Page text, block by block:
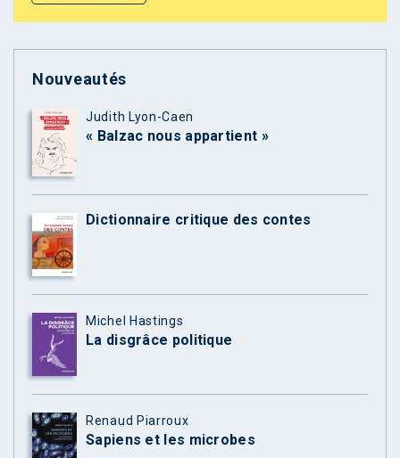
Nouveautés
Judith Lyon-Caen
« Balzac nous appartient »
Dictionnaire critique des contes
Michel Hastings
La disgrâce politique
Renaud Piarroux
Sapiens et les microbes